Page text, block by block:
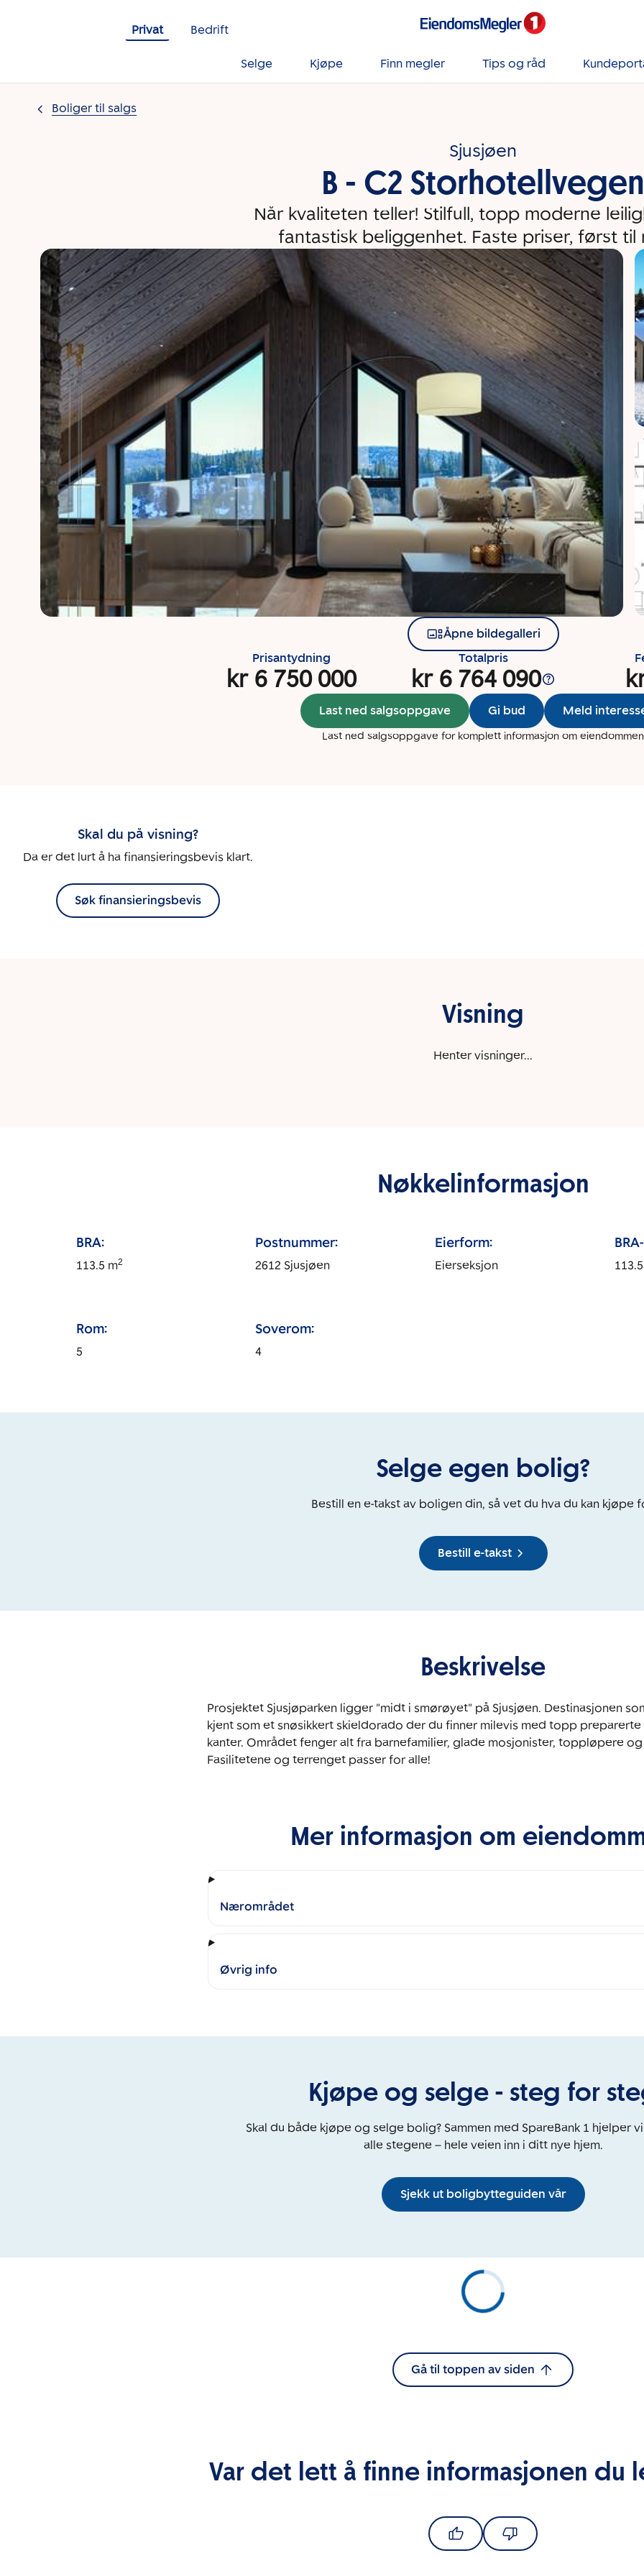
Privat
Bedrift
Selge Kjøpe Finn megler Tips og råd
Boliger til salgs
Sjusjøen
B - C2 Storhotellvegen
Når kvaliteten teller! Stilfull, topp moderne
fantastisk beliggenhet. Faste priser, først til
Åpne bildegalleri
Prisantydning
kr 6 750 000
Totalpris
kr 6 764 090
Last ned salgsoppgave Gi bud Meld
Last ned salgsoppgave for komplett informasjon om eiendommen
Skal du på visning?
Da er det lurt å ha finansieringsbevis klart.
Søk finansieringsbevis
Visning
Henter visninger...
Nøkkelinformasjon
BRA:
113.5 m2
Postnummer:
2612 Sjusjøen
Eierform:
Eierseksjon 113.5
Rom:
5
Soverom:
4
Selge egen bolig?
Bestill en e-takst av boligen din, så vet du hva du kan kjøpe
Bestill e-takst
Beskrivelse
Prosjektet Sjusjøparken ligger "midt i smørøyet" på Sjusjøen. Destinasjonen
kjent som et snøsikkert skieldorado der du finner milevis med topp
kanter. Området fenger alt fra barnefamilier, glade mosjonister, toppløpere
Fasilitetene og terrenget passer for alle!
Mer informasjon om
Nærområdet
Øvrig info
Kjøpe og selge - steg for
Skal du både kjøpe og selge bolig? Sammen med SpareBank 1 hjelper
alle stegene – hele veien inn i ditt nye hjem.
Sjekk ut boligbytteguiden vår
Gå til toppen av siden
Var det lett å finne informasjonen du